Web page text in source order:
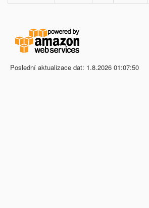
Poslední aktualizace dat: 1.8.2026 01:07:50